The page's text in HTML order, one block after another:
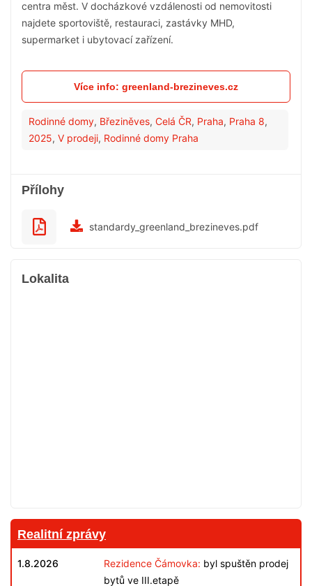
centra měst. V docházkové vzdálenosti od nemovitosti
najdete sportoviště, restauraci, zastávky MHD,
supermarket i ubytovací zařízení.
Více info: greenland-brezineves.cz
Rodinné domy, Březiněves, Celá ČR, Praha, Praha 8,
2025, V prodeji, Rodinné domy Praha
Přílohy
standardy_greenland_brezineves.pdf
Lokalita
Realitní zprávy
1.8.2026 Rezidence Čámovka: byl spuštěn prodej
bytů ve III.etapě